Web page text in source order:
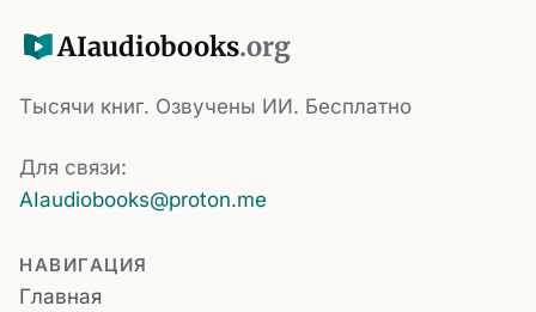
AIaudiobooks.org
Тысячи книг. Озвучены ИИ. Бесплатно
Для связи:
AIaudiobooks@proton.me
НАВИГАЦИЯ
Главная